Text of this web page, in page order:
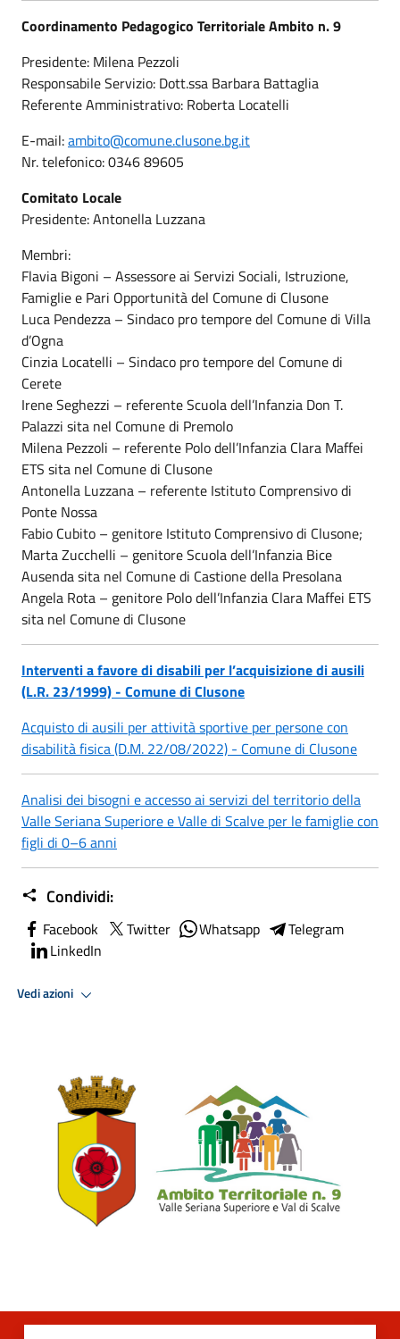
Coordinamento Pedagogico Territoriale Ambito n. 9
Presidente: Milena Pezzoli
Responsabile Servizio: Dott.ssa Barbara Battaglia
Referente Amministrativo: Roberta Locatelli
E-mail:ambito@comune.clusone.bg.it
Nr. telefonico: 0346 89605
Comitato Locale
Presidente: Antonella Luzzana
Membri:
Flavia Bigoni – Assessore ai Servizi Sociali, Istruzione,
Famiglie e Pari Opportunità del Comune di Clusone
Luca Pendezza – Sindaco pro tempore del Comune di Villa
d’Ogna
Cinzia Locatelli – Sindaco pro tempore del Comune di
Cerete
Irene Seghezzi – referente Scuola dell’Infanzia Don T.
Palazzi sita nel Comune di Premolo
Milena Pezzoli – referente Polo dell’Infanzia Clara Maffei
ETS sita nel Comune di Clusone
Antonella Luzzana – referente Istituto Comprensivo di
Ponte Nossa
Fabio Cubito – genitore Istituto Comprensivo di Clusone;
Marta Zucchelli – genitore Scuola dell’Infanzia Bice
Ausenda sita nel Comune di Castione della Presolana
Angela Rota – genitore Polo dell’Infanzia Clara Maffei ETS
sita nel Comune di Clusone
Interventi a favore di disabili per l’acquisizione di ausili
(L.R. 23/1999) - Comune di Clusone
Acquisto di ausili per attività sportive per persone con
disabilità fisica (D.M. 22/08/2022) - Comune di Clusone
Analisi dei bisogni e accesso ai servizi del territorio della
Valle Seriana Superiore e Valle di Scalve per le famiglie con
figli di 0–6 anni
Condividi:
Facebook Twitter Whatsapp
Telegram
LinkedIn
Vedi azioni